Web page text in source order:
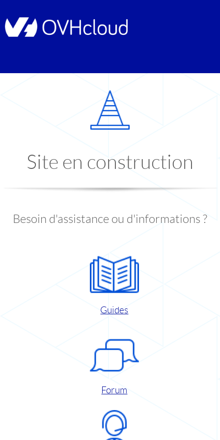
Site en construction
Besoin d'assistance ou d'informations ?
Guides
Forum